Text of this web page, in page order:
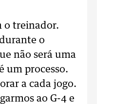
o treinador.
o
não será uma
um processo.
a cada jogo.
ao G-4 e